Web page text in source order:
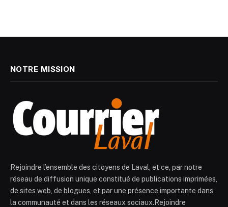
NOTRE MISSION
Rejoindre l’ensemble des citoyens de Laval, et ce, par notre
réseau de diffusion unique constitué de publications imprimées,
de sites web, de blogues, et par une présence importante dans
la communauté et dans les réseaux sociaux.Rejoindre